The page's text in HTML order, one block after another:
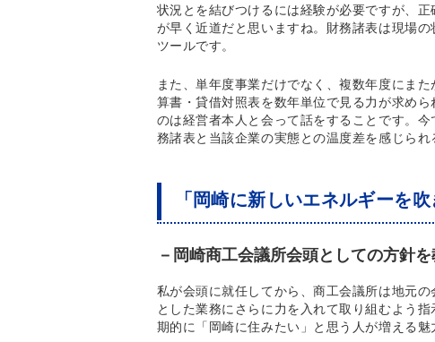
状況とを結びつけるには経験が必要ですが、
が早く近道だと思いますね。財務諸表は現場
ツールです。
また、単年度事業だけでなく、複数年度にま
算書・貸借対照表を数年単位で見る力が求め
のは経営者本人と会って話をすることです。
務諸表と当該企業の実態との温度差を感じら
「岡崎に新しいエネルギーを
－岡崎商工会議所会頭としての方針を
私が会頭に就任してから、商工会議所は地元
とした業務にさらに力を入れて取り組むよう
期的に「岡崎に住みたい」と思う人が増える魅